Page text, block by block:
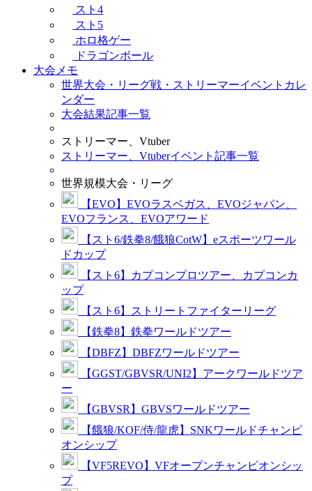
スト4
スト5
ホロ格ゲー
ドラゴンボール
大会メモ
世界大会・リーグ戦・ストリーマーイベントカレ
ンダー
大会結果記事一覧
ストリーマー、Vtuber
ストリーマー、Vtuberイベント記事一覧
世界規模大会・リーグ
【EVO】EVOラスベガス、EVOジャパン、
EVOフランス、EVOアワード
【スト6/鉄拳8/餓狼CotW】eスポーツワール
ドカップ
【スト6】カプコンプロツアー、カプコンカ
ップ
【スト6】ストリートファイターリーグ
【鉄拳8】鉄拳ワールドツアー
【DBFZ】DBFZワールドツアー
【GGST/GBVSR/UNI2】アークワールドツア
ー
【GBVSR】GBVSワールドツアー
【餓狼/KOF/侍/龍虎】SNKワールドチャンピ
オンシップ
【VF5REVO】VFオープンチャンピオンシッ
プ